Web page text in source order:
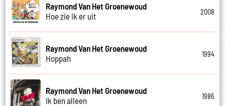
Raymond Van Het Groenewoud
Hoe zie ik er uit
2008
Raymond Van Het Groenewoud
Hoppah
1994
Raymond Van Het Groenewoud
Ik ben alleen
1986